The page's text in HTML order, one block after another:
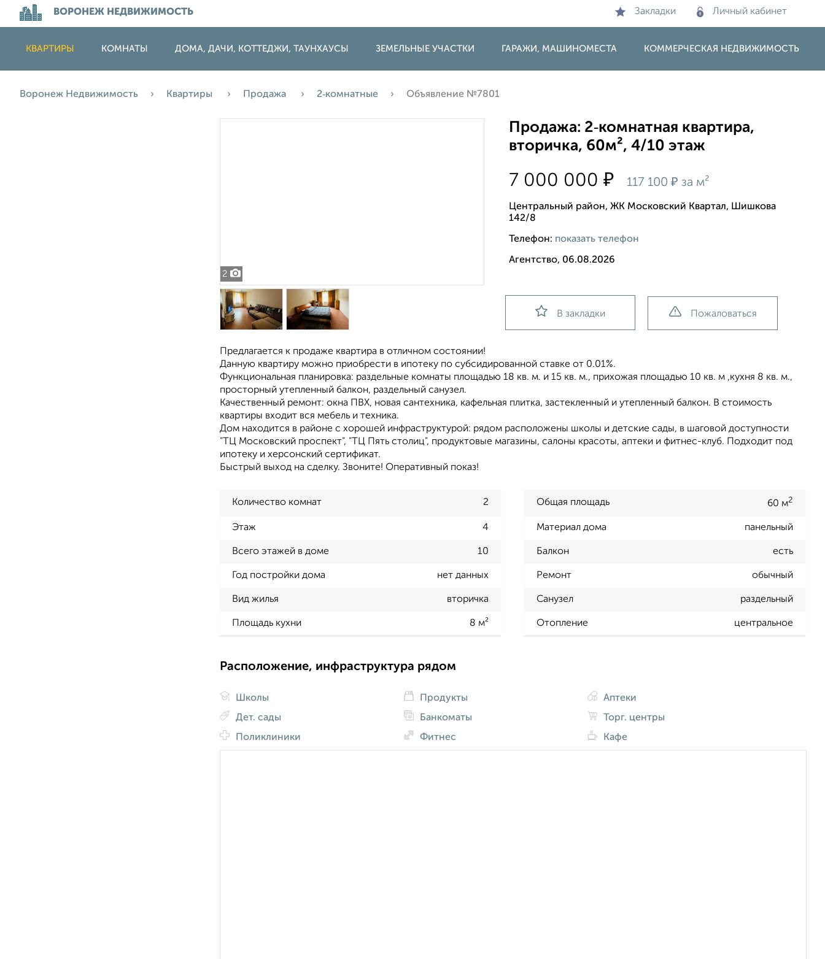
ВОРОНЕЖ НЕДВИЖИМОСТЬ Закладки Личный кабинет
КВАРТИРЫ КОМНАТЫ ДОМА, ДАЧИ, КОТТЕДЖИ, ТАУНХАУСЫ ЗЕМЕЛЬНЫЕ УЧАСТКИ ГАРАЖИ, МАШИНОМЕСТА КОММЕРЧЕСКАЯ НЕДВИЖИМОСТЬ
Воронеж Недвижимость Квартиры Продажа 2‑комнатные Объявление №7801
2
Продажа: 2‑комнатная квартира,
вторичка, 60м², 4/10 этаж
7 000 000₽ 117 100₽ за м²
Центральный район, ЖК Московский Квартал, Шишкова
142/8
Телефон: показать телефон
Агентство, 06.08.2026
В закладки Пожаловаться
Предлагается к продаже квартира в отличном состоянии!
Данную квартиру можно приобрести в ипотеку по субсидированной ставке от 0.01%.
Функциональная планировка: раздельные комнаты площадью 18 кв. м. и 15 кв. м., прихожая площадью 10 кв. м ,кухня 8 кв. м.,
просторный утепленный балкон, раздельный санузел.
Качественный ремонт: окна ПВХ, новая сантехника, кафельная плитка, застекленный и утепленный балкон. В стоимость
квартиры входит вся мебель и техника.
Дом находится в районе с хорошей инфраструктурой: рядом расположены школы и детские сады, в шаговой доступности
"ТЦ Московский проспект", "ТЦ Пять столиц", продуктовые магазины, салоны красоты, аптеки и фитнес-клуб. Подходит под
ипотеку и херсонский сертификат.
Быстрый выход на сделку. Звоните! Оперативный показ!
Количество комнат 2 Общая площадь 60 м2
Этаж 4 Материал дома панельный
Всего этажей в доме 10 Балкон есть
Год постройки дома нет данных Ремонт обычный
Вид жилья вторичка Санузел раздельный
Площадь кухни 8 м² Отопление центральное
Расположение, инфраструктура рядом
Школы
Дет. сады
Поликлиники
Продукты
Банкоматы
Фитнес
Аптеки
Торг. центры
Кафе